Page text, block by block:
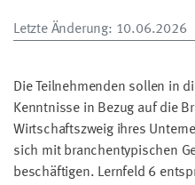
Letzte Änderung: 10.06.2026
Die Teilnehmenden sollen in
Kenntnisse in Bezug auf die
Wirtschaftszweig ihres
sich mit branchentypischen
beschäftigen. Lernfeld 6